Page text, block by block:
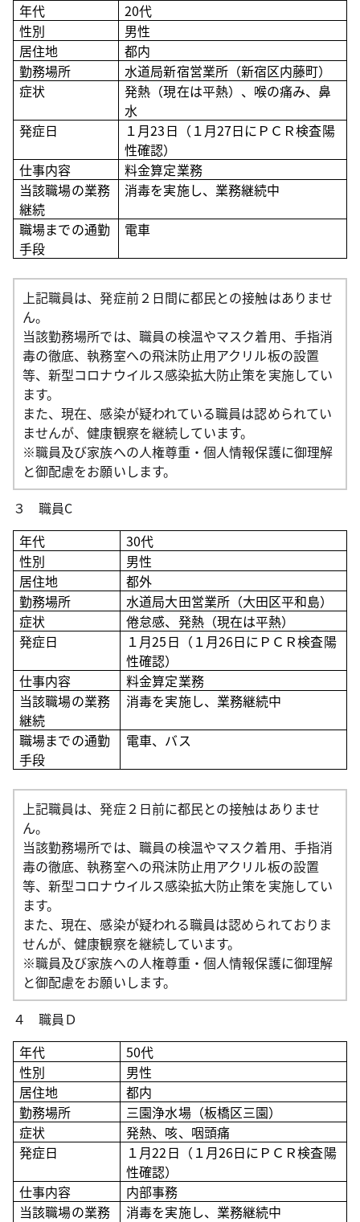
年代
20代
性別
男性
居住地
都内
勤務場所
水道局新宿営業所（新宿区内藤町）
症状
発熱（現在は平熱）、喉の痛み、鼻
水
発症日
１月23日（１月27日にＰＣＲ検査陽
性確認）
仕事内容
料金算定業務
当該職場の業務
継続
消毒を実施し、業務継続中
職場までの通勤
手段
電車
上記職員は、発症前２日間に都民との接触はありませ
ん。
当該勤務場所では、職員の検温やマスク着用、手指消
毒の徹底、執務室への飛沫防止用アクリル板の設置
等、新型コロナウイルス感染拡大防止策を実施してい
ます。
また、現在、感染が疑われている職員は認められてい
ませんが、健康観察を継続しています。
※職員及び家族への人権尊重・個人情報保護に御理解
と御配慮をお願いします。
３ 職員C
年代
30代
性別
男性
居住地
都外
勤務場所
水道局大田営業所（大田区平和島）
症状
倦怠感、発熱（現在は平熱）
発症日
１月25日（１月26日にＰＣＲ検査陽
性確認）
仕事内容
料金算定業務
当該職場の業務
継続
消毒を実施し、業務継続中
職場までの通勤
手段
電車、バス
上記職員は、発症２日前に都民との接触はありませ
ん。
当該勤務場所では、職員の検温やマスク着用、手指消
毒の徹底、執務室への飛沫防止用アクリル板の設置
等、新型コロナウイルス感染拡大防止策を実施してい
ます。
また、現在、感染が疑われる職員は認められておりま
せんが、健康観察を継続しています。
※職員及び家族への人権尊重・個人情報保護に御理解
と御配慮をお願いします。
４ 職員Ｄ
年代
50代
性別
男性
居住地
都内
勤務場所
三園浄水場（板橋区三園）
症状
発熱、咳、咽頭痛
発症日
１月22日（１月26日にＰＣＲ検査陽
性確認）
仕事内容
内部事務
当該職場の業務
消毒を実施し、業務継続中